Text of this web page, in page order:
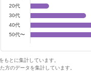
20代
30代
40代
50代〜
とに集計しています。
方のデータを集計しています。